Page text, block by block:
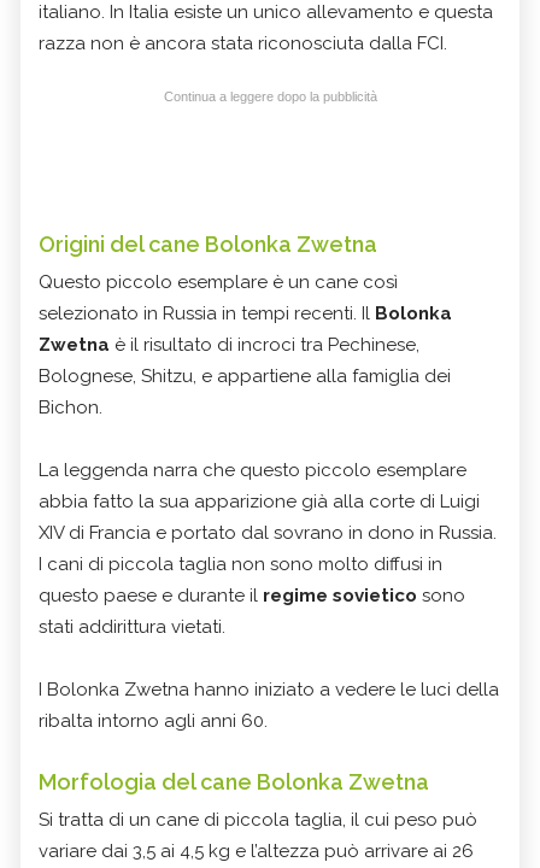
italiano. In Italia esiste un unico allevamento e questa
razza non è ancora stata riconosciuta dalla FCI.
Continua a leggere dopo la pubblicità
Origini del cane Bolonka Zwetna
Questo piccolo esemplare è un cane così
selezionato in Russia in tempi recenti. Il Bolonka
Zwetna è il risultato di incroci tra Pechinese,
Bolognese, Shitzu, e appartiene alla famiglia dei
Bichon.
La leggenda narra che questo piccolo esemplare
abbia fatto la sua apparizione già alla corte di Luigi
XIV di Francia e portato dal sovrano in dono in Russia.
I cani di piccola taglia non sono molto diffusi in
questo paese e durante il regime sovietico sono
stati addirittura vietati.
I Bolonka Zwetna hanno iniziato a vedere le luci della
ribalta intorno agli anni 60.
Morfologia del cane Bolonka Zwetna
Si tratta di un cane di piccola taglia, il cui peso può
variare dai 3,5 ai 4,5 kg e l’altezza può arrivare ai 26